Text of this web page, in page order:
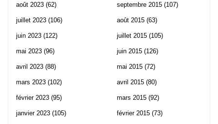
août 2023 (62)
juillet 2023 (106)
juin 2023 (122)
mai 2023 (96)
avril 2023 (88)
mars 2023 (102)
février 2023 (95)
janvier 2023 (105)
septembre 2015 (107)
août 2015 (63)
juillet 2015 (105)
juin 2015 (126)
mai 2015 (72)
avril 2015 (80)
mars 2015 (92)
février 2015 (73)